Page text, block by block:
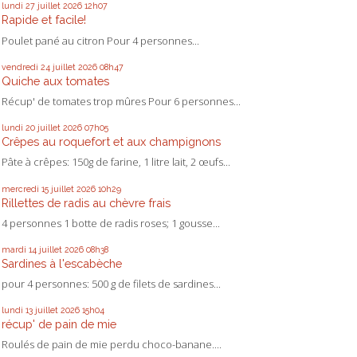
lundi 27 juillet 2026 12h07
Rapide et facile!
Poulet pané au citron Pour 4 personnes...
vendredi 24 juillet 2026 08h47
Quiche aux tomates
Récup' de tomates trop mûres Pour 6 personnes...
lundi 20 juillet 2026 07h05
Crêpes au roquefort et aux champignons
Pâte à crêpes: 150g de farine, 1 litre lait, 2 œufs...
mercredi 15 juillet 2026 10h29
Rillettes de radis au chèvre frais
4 personnes 1 botte de radis roses; 1 gousse...
mardi 14 juillet 2026 08h38
Sardines à l'escabèche
pour 4 personnes: 500 g de filets de sardines...
lundi 13 juillet 2026 15h04
récup' de pain de mie
Roulés de pain de mie perdu choco-banane....